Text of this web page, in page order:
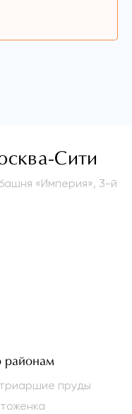
Сити
«Империя», 3-й
районам
пруды